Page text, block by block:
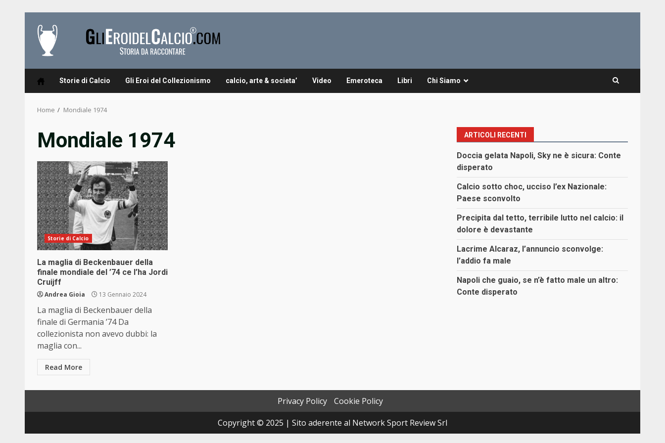
content
Storie di Calcio Gli Eroi del Collezionismo calcio, arte & societa’ Video Emeroteca Libri Chi Siamo
Home Mondiale 1974
Mondiale 1974
Storie di Calcio
La maglia di Beckenbauer della
finale mondiale del ’74 ce l’ha Jordi
Cruijff
Andrea Gioia 13 Gennaio 2024
La maglia di Beckenbauer della
finale di Germania ’74 Da
collezionista non avevo dubbi: la
maglia con...
Read More
ARTICOLI RECENTI
Doccia gelata Napoli, Sky ne è sicura: Conte
disperato
Calcio sotto choc, ucciso l’ex Nazionale:
Paese sconvolto
Precipita dal tetto, terribile lutto nel calcio: il
dolore è devastante
Lacrime Alcaraz, l’annuncio sconvolge:
l’addio fa male
Napoli che guaio, se n’è fatto male un altro:
Conte disperato
Privacy Policy
Cookie Policy
Copyright © 2025 | Sito aderente al Network Sport Review Srl